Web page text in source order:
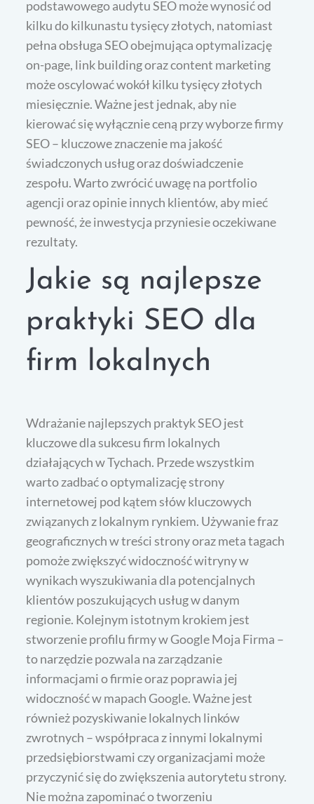
podstawowego audytu SEO może wynosić od
kilku do kilkunastu tysięcy złotych, natomiast
pełna obsługa SEO obejmująca optymalizację
on-page, link building oraz content marketing
może oscylować wokół kilku tysięcy złotych
miesięcznie. Ważne jest jednak, aby nie
kierować się wyłącznie ceną przy wyborze firmy
SEO – kluczowe znaczenie ma jakość
świadczonych usług oraz doświadczenie
zespołu. Warto zwrócić uwagę na portfolio
agencji oraz opinie innych klientów, aby mieć
pewność, że inwestycja przyniesie oczekiwane
rezultaty.
Jakie są najlepsze
praktyki SEO dla
firm lokalnych
Wdrażanie najlepszych praktyk SEO jest
kluczowe dla sukcesu firm lokalnych
działających w Tychach. Przede wszystkim
warto zadbać o optymalizację strony
internetowej pod kątem słów kluczowych
związanych z lokalnym rynkiem. Używanie fraz
geograficznych w treści strony oraz meta tagach
pomoże zwiększyć widoczność witryny w
wynikach wyszukiwania dla potencjalnych
klientów poszukujących usług w danym
regionie. Kolejnym istotnym krokiem jest
stworzenie profilu firmy w Google Moja Firma –
to narzędzie pozwala na zarządzanie
informacjami o firmie oraz poprawia jej
widoczność w mapach Google. Ważne jest
również pozyskiwanie lokalnych linków
zwrotnych – współpraca z innymi lokalnymi
przedsiębiorstwami czy organizacjami może
przyczynić się do zwiększenia autorytetu strony.
Nie można zapominać o tworzeniu